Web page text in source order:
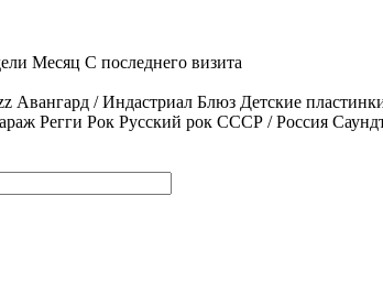
Месяц С последнего визита
Авангард / Индастриал Блюз Детские
Регги Рок Русский рок СССР / Россия